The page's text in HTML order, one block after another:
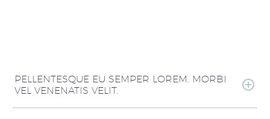
PELLENTESQUE EU SEMPER LOREM. MORBI
VEL VENENATIS VELIT.